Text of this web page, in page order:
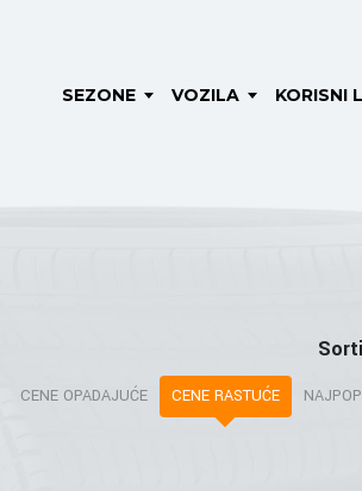
SEZONE VOZILA KORISNI
CENE OPADAJUĆE CENE RASTUĆE